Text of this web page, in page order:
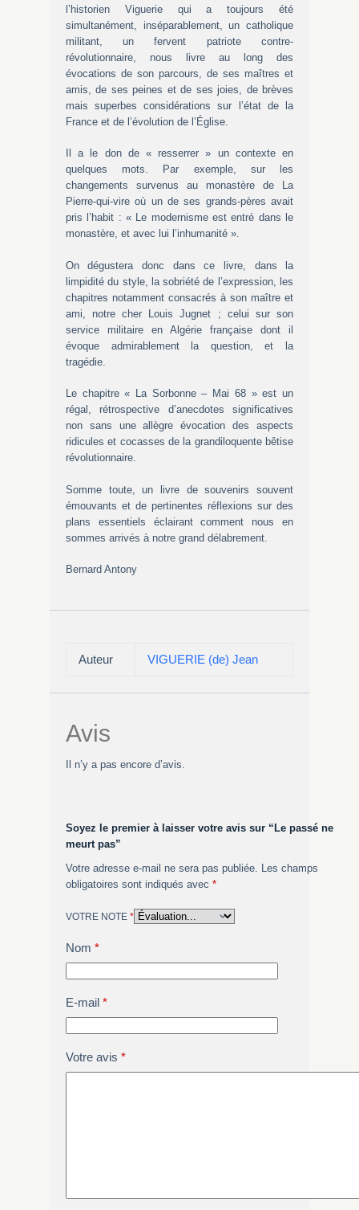
l’historien Viguerie qui a toujours été
simultanément, inséparablement, un catholique
militant, un fervent patriote contre-
révolutionnaire, nous livre au long des
évocations de son parcours, de ses maîtres et
amis, de ses peines et de ses joies, de brèves
mais superbes considérations sur l’état de la
France et de l’évolution de l’Église.
Il a le don de « resserrer » un contexte en
quelques mots. Par exemple, sur les
changements survenus au monastère de La
Pierre-qui-vire où un de ses grands-pères avait
pris l’habit : « Le modernisme est entré dans le
monastère, et avec lui l’inhumanité ».
On dégustera donc dans ce livre, dans la
limpidité du style, la sobriété de l’expression, les
chapitres notamment consacrés à son maître et
ami, notre cher Louis Jugnet ; celui sur son
service militaire en Algérie française dont il
évoque admirablement la question, et la
tragédie.
Le chapitre « La Sorbonne – Mai 68 » est un
régal, rétrospective d’anecdotes significatives
non sans une allègre évocation des aspects
ridicules et cocasses de la grandiloquente bêtise
révolutionnaire.
Somme toute, un livre de souvenirs souvent
émouvants et de pertinentes réflexions sur des
plans essentiels éclairant comment nous en
sommes arrivés à notre grand délabrement.
Bernard Antony
Auteur VIGUERIE (de) Jean
Avis
Il n’y a pas encore d’avis.
Soyez le premier à laisser votre avis sur “Le passé ne
meurt pas”
Votre adresse e-mail ne sera pas publiée. Les champs
obligatoires sont indiqués avec *
VOTRE NOTE *
Nom *
E-mail*
Votre avis *